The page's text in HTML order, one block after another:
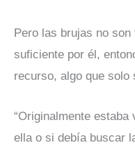
Pero las brujas no
suficiente por él,
recurso, algo que solo
“Originalmente
ella o si debía buscar